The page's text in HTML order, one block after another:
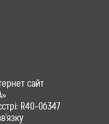
сайт
R40-06347